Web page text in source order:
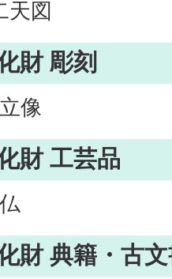
天図
財 彫刻
像
財 工芸品
財 典籍・古